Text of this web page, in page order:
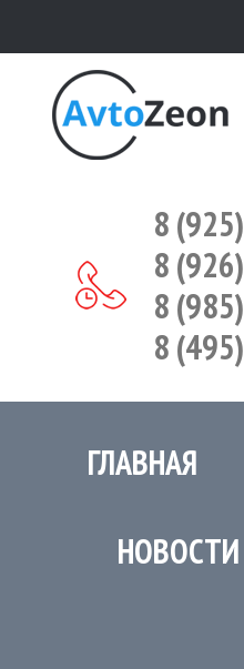
8 (925)
8 (926)
8 (985)
8 (495)
ГЛАВНАЯ
НОВОСТИ